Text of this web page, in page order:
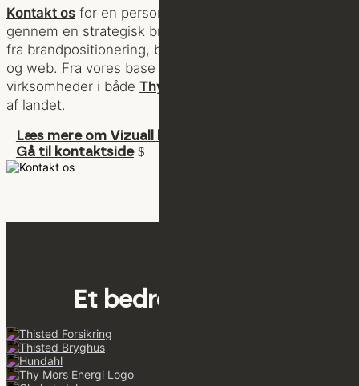
Kontakt os for en personlig samtale om, hvordan vi
gennem en strategisk brandproces arbejder med alt
fra brandpositionering, brandidentitet, visuel identitet
og web. Fra vores base i Thisted samarbejder vi med
virksomheder i både Thy
af landet.
Læs mere om Vizuall her
Gå til kontaktside
Et bedre valg for …